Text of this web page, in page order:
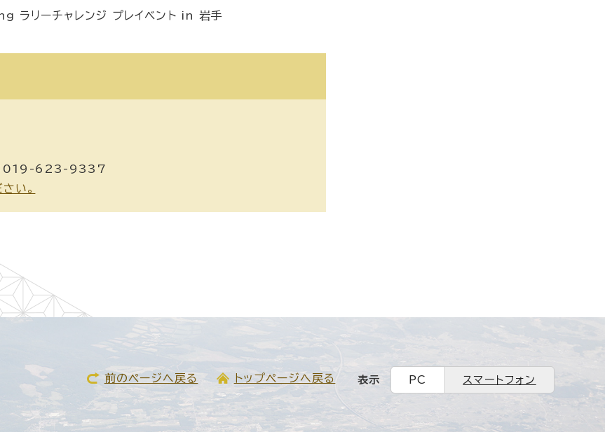
リーチャレンジ プレイベント in 岩手
：019-623-9337
い。
前のページへ戻る トップページへ戻る 表示 PC スマートフォン